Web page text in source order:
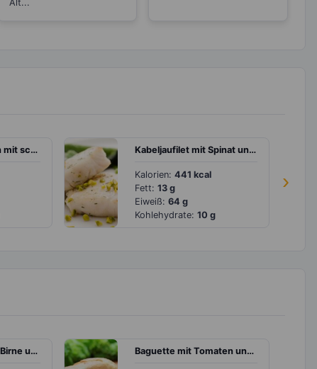
Alt...
›
Zitronenhühnchen mit scharfem Curry-Couscous Kabeljaufilet mit Spinat und grünem Spargel
Kalorien: 441 kcal
Fett: 13 g
Eiweiß: 64 g
Kohlehydrate: 10 g
Joghurt mit Apfel, Birne und Banane Baguette mit Tomaten und Mozzarella